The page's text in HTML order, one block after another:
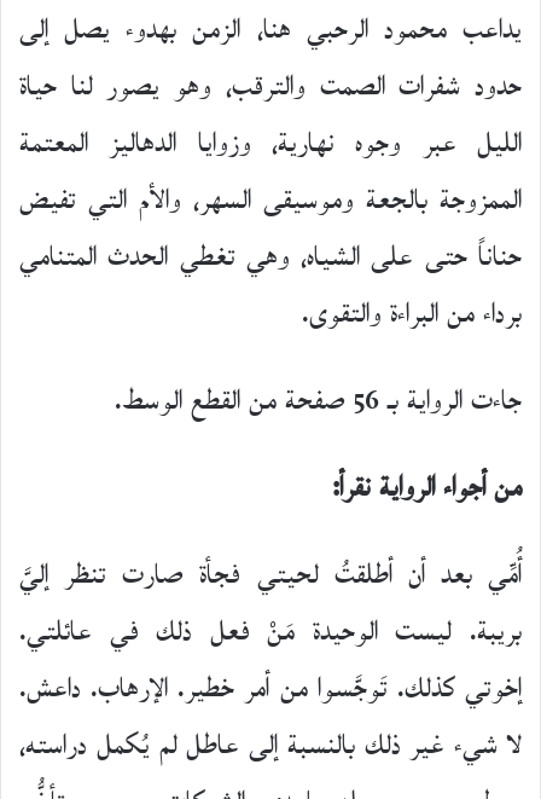
يداعب محمود الرحبي هنا، الزمن بهدوء يصل إلى
حدود شفرات الصمت والترقب، وهو يصور لنا حياة
الليل عبر وجوه نهارية، وزوايا الدهاليز المعتمة
الممزوجة بالجعة وموسيقى السهر، والأم التي تفيض
حناناً حتى على الشياه، وهي تغطي الحدث المتنامي
برداء من البراءة والتقوى.
جاءت الرواية بـ 56 صفحة من القطع الوسط.
من أجواء الرواية نقرأ:
أُمِّي بعد أن أطلقتُ لحيتي فجأة صارت تنظر إليَّ
بريبة. ليست الوحيدة مَنْ فعل ذلك في عائلتي.
إخوتي كذلك. تَوجَّسوا من أمر خطير. الإرهاب. داعش.
لا شيء غير ذلك بالنسبة إلى عاطل لم يُكمل دراسته،